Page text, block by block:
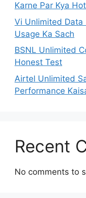
Karne Par Kya
Vi Unlimited
Usage Ka Sach
BSNL Unlimited
Honest Test
Airtel Unlimited
Performance
Recent
No comments to